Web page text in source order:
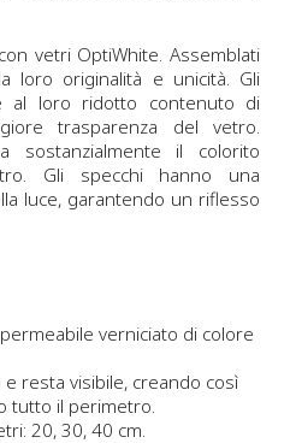
vetri OptiWhite. Assemblati
loro originalità e unicità. Gli
al loro ridotto contenuto di
trasparenza del vetro.
sostanzialmente il colorito
Gli specchi hanno una
luce, garantendo un riflesso
verniciato di colore
resta visibile, creando così
tutto il perimetro.
20, 30, 40 cm.